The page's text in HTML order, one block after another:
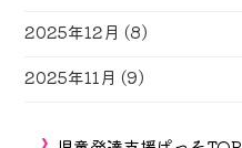
2025年12月 (8)
2025年11月 (9)